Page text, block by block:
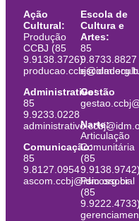
Ação
Cultural:
Produção
CCBJ (85
9.9138.3726)
Administrativo:
85
9.9233.0228
Comunicação:
85
9.8127.0954
ascom.ccbj@idm.org.br
Escola de
Cultura e
Artes:
85
9.8733.8827
Gestão
Narte:
Articulação
Comunitária
(85
9.9138.9742)
Psicossocial
(85
9.9222.4733)